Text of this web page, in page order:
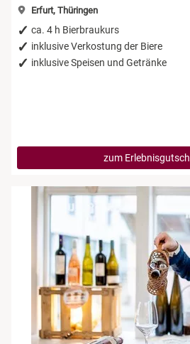
Erfurt, Thüringen
ca. 4 h Bierbraukurs
inklusive Verkostung der Biere
inklusive Speisen und Getränke
zum